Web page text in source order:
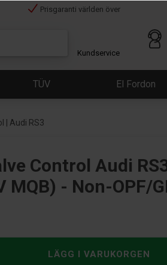
Prisgaranti världen över
Kundservice
TÜV El Fordon
| Audi RS3
Control Audi
MQB) - Non-OPF/